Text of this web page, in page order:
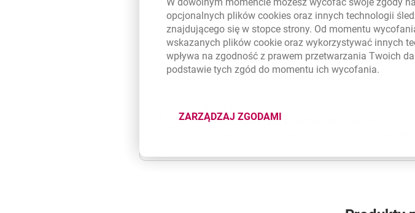
Na jaką maksymalną kwotę można zrealizować polecenie
Czy mogę połączyć polecenie zapłaty z innymi usługami banku?
Pokaż
Wypełnij formularz kontaktowy
i umów się na
opcjonalnych plikówcookies oraz innych technologii
znajdującego się w stopce strony. Od momentu
wskazanych plikówcookie oraz wykorzystywać innych
wpływa na zgodność z prawem przetwarzania Twoich
podstawie tych zgód do momentu ich wycofania.
ZARZĄDZAJ ZGODAMI
DOTYCZĄCYMI PLIKÓW